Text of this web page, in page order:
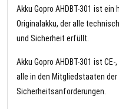
Akku Gopro AHDBT-301 ist
Originalakku, der alle
und Sicherheit erfüllt.
Akku Gopro AHDBT-301 ist
alle in den Mitgliedstaaten
Sicherheitsanforderungen.